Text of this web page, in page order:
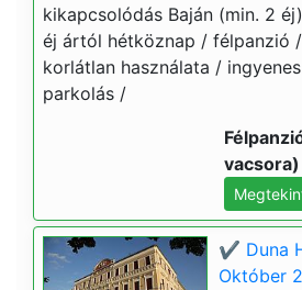
kikapcsolódás Baján (min. 2
éj ártól hétköznap / félpanzió
korlátlan használata /
parkolás /
vacsora)
✔️ Duna
Október